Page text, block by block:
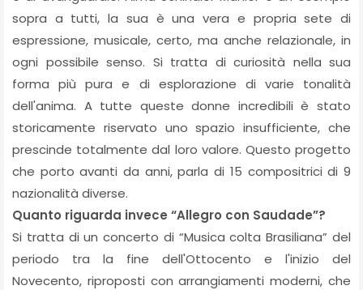
sopra a tutti, la sua è una vera e propria sete di
espressione, musicale, certo, ma anche relazionale, in
ogni possibile senso. Si tratta di curiosità nella sua
forma più pura e di esplorazione di varie tonalità
dell'anima. A tutte queste donne incredibili è stato
storicamente riservato uno spazio insufficiente, che
prescinde totalmente dal loro valore. Questo progetto
che porto avanti da anni, parla di 15 compositrici di 9
nazionalità diverse.
Quanto riguarda invece “Allegro con Saudade”?
Si tratta di un concerto di “Musica colta Brasiliana” del
periodo tra la fine dell'Ottocento e l'inizio del
Novecento, riproposti con arrangiamenti moderni, che